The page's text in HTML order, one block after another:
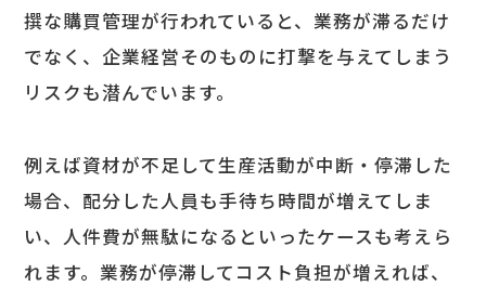
撰な購買管理が行われていると、業務が滞るだけ
でなく、企業経営そのものに打撃を与えてしまう
リスクも潜んでいます。
例えば資材が不足して生産活動が中断・停滞した
場合、配分した人員も手待ち時間が増えてしま
い、人件費が無駄になるといったケースも考えら
れます。業務が停滞してコスト負担が増えれば、